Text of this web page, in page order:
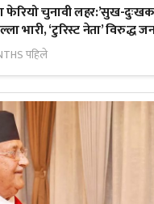
फेरियो चुनावी लहर:’सुख-दुःखका
भारी, ‘टुरिस्ट नेता’ विरुद्ध
पहिले